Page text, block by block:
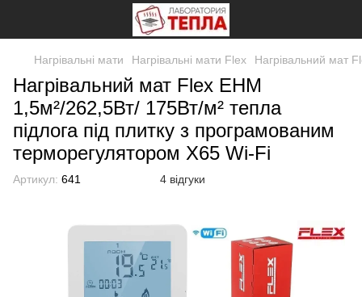
Нагрівальні мати Нагрівальні мати Flex Нагрівальний мат
Нагрівальний мат Flex EHM
1,5м²/262,5Вт/ 175Вт/м² тепла
підлога під плитку з програмованим
терморегулятором Х65 Wi-Fi
Артикул: 641 4 відгуки